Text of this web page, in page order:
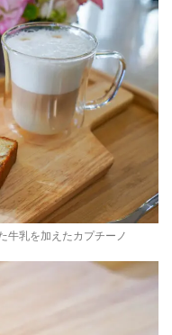
牛乳を加えたカプチーノ